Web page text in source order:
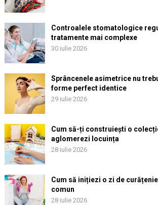
Controalele stomatologice
tratamente mai complexe
30 iulie 2026
Sprâncenele asimetrice nu
forme perfect identice
29 iulie 2026
Cum să-ți construiești o
aglomerezi locuința
28 iulie 2026
Cum să inițiezi o zi de
comun
28 iulie 2026